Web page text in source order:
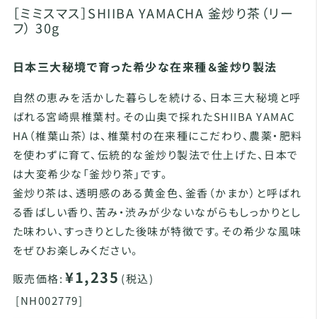
［ミミスマス］SHIIBA YAMACHA 釜炒り茶（リー
フ） 30g
日本三大秘境で育った希少な在来種＆釜炒り製法
自然の恵みを活かした暮らしを続ける、日本三大秘境と呼
ばれる宮崎県椎葉村。その山奥で採れたSHIIBA YAMAC
HA（椎葉山茶）は、椎葉村の在来種にこだわり、農薬・肥料
を使わずに育て、伝統的な釜炒り製法で仕上げた、日本で
は大変希少な「釜炒り茶」です。
釜炒り茶は、透明感のある黄金色、釜香（かまか）と呼ばれ
る香ばしい香り、苦み・渋みが少ないながらもしっかりとし
た味わい、すっきりとした後味が特徴です。その希少な風味
をぜひお楽しみください。
販売価格: ¥1,235 (税込)
[NH002779]